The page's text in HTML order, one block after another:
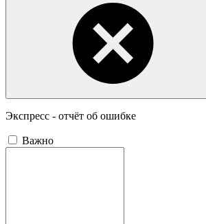
Экспресс - отчёт об ошибке
Важно